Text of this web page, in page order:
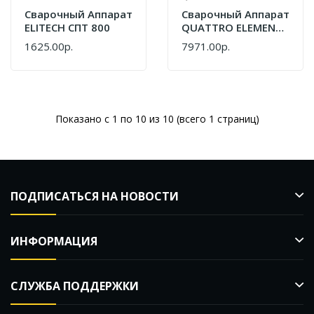
Сварочный Аппарат
ELITECH СПТ 800
1625.00р.
Сварочный Аппарат
QUATTRO ELEMENTI
ST-2200 HD 920-193
7971.00р.
Показано с 1 по 10 из 10 (всего 1 страниц)
ПОДПИСАТЬСЯ НА НОВОСТИ
ИНФОРМАЦИЯ
СЛУЖБА ПОДДЕРЖКИ